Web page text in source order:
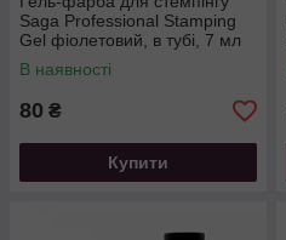
Saga Professional Stamping
Gel фіолетовий, в тубі, 7 мл
В наявності
80 ₴
Купити